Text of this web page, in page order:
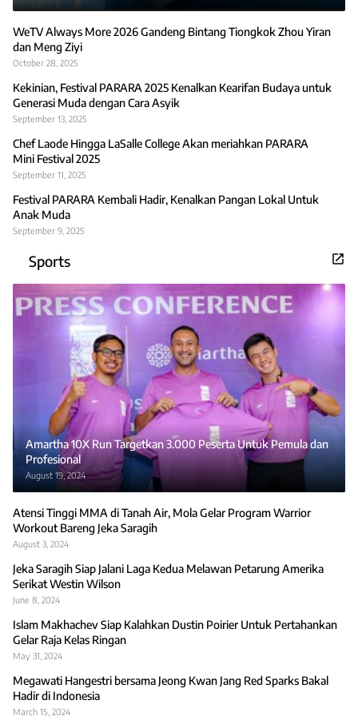
WeTV Always More 2026 Gandeng Bintang Tiongkok Zhou Yiran
dan Meng Ziyi
October 28, 2025
Kekinian, Festival PARARA 2025 Kenalkan Kearifan Budaya untuk
Generasi Muda dengan Cara Asyik
September 13, 2025
Chef Laode Hingga LaSalle College Akan meriahkan PARARA
Mini Festival 2025
September 11, 2025
Festival PARARA Kembali Hadir, Kenalkan Pangan Lokal Untuk
Anak Muda
September 9, 2025
Sports
Amartha 10X Run Targetkan 3.000 Peserta Untuk Pemula dan
Profesional
August 19, 2024
Atensi Tinggi MMA di Tanah Air, Mola Gelar Program Warrior
Workout Bareng Jeka Saragih
August 3, 2024
Jeka Saragih Siap Jalani Laga Kedua Melawan Petarung Amerika
Serikat Westin Wilson
June 8, 2024
Islam Makhachev Siap Kalahkan Dustin Poirier Untuk Pertahankan
Gelar Raja Kelas Ringan
May 31, 2024
Megawati Hangestri bersama Jeong Kwan Jang Red Sparks Bakal
Hadir di Indonesia
March 15, 2024